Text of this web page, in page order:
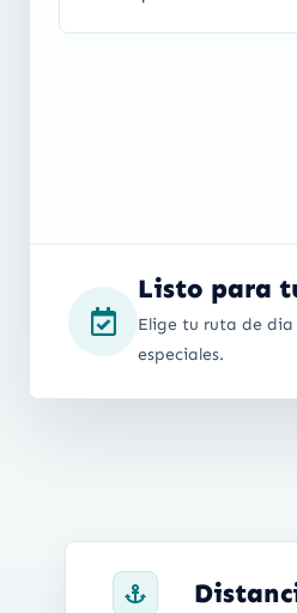
Listo para
Elige tu ruta de
especiales.